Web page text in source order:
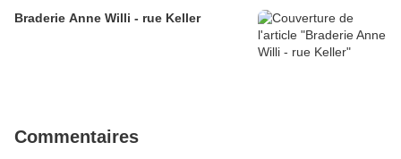
Braderie Anne Willi - rue Keller
Commentaires